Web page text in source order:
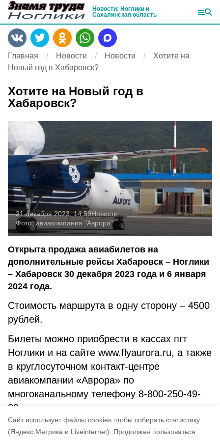
Cайт использует файлы cookies чтобы собирать статистику
(Яндекс.Метрика и Liveinternet).
Продолжая пользоваться
Новости: Ноглики и
Сахалинская область
Главная Новости Новости
Хотите на
Новый год в Хабаровск?
Хотите на Новый год в
Хабаровск?
21 декабря 2023, 14:59Новости
Фото:авиакомпания "Аврора"
Открыта продажа авиабилетов на
дополнительные рейсы Хабаровск – Ноглики
– Хабаровск 30 декабря 2023 года и 6 января
2024 года.
Стоимость маршрута в одну сторону – 4500
рублей.
Билеты можно приобрести в кассах пгт
Ноглики и на сайте www.flyaurora.ru, а также
в круглосуточном контакт‐центре
авиакомпании «Аврора» по
многоканальному телефону 8-800-250-49-
88.
Звонки – бесплатные.